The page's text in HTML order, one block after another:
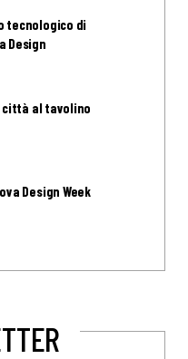
tecnologico di
Design
città al tavolino
Design Week